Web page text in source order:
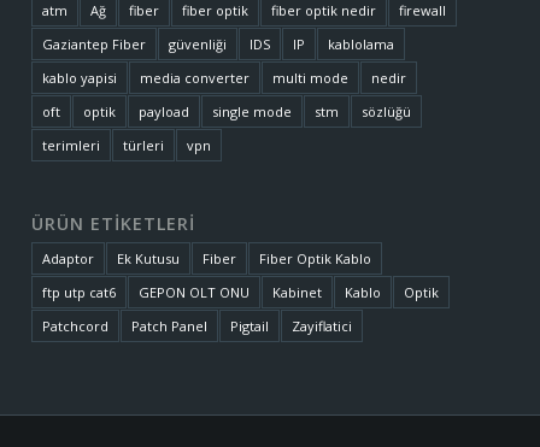
atm Ağ fiber fiber optik fiber optik nedir
firewall
Gaziantep Fiber
güvenliği IDS IP
kablolama
kablo yapisi
media converter multi mode
nedir
oft
optik payload single mode stm
sözlüğü
terimleri
türleri vpn
ÜRÜN ETİKETLERİ
Adaptor Ek Kutusu Fiber
Fiber Optik Kablo
ftp utp cat6
GEPON OLT ONU Kabinet Kablo
Optik
Patchcord
Patch Panel Pigtail Zayiflatici